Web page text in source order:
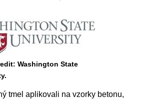
Washington State
tmel aplikovali na vzorky betonu,